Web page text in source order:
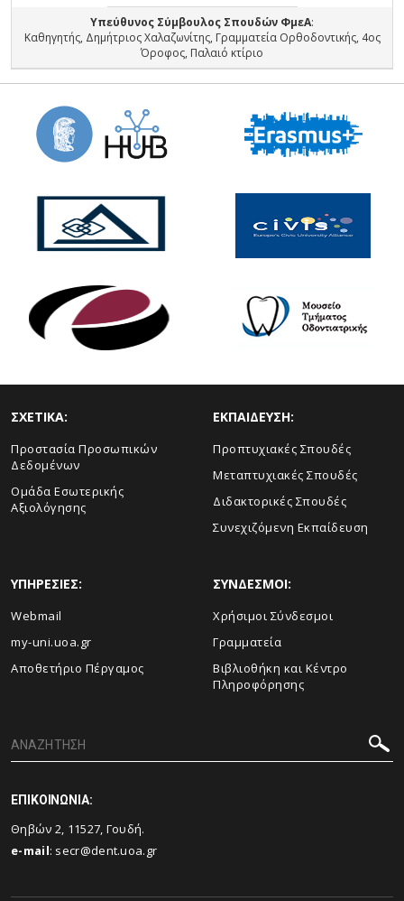
Υπεύθυνος Σύμβουλος Σπουδών ΦμεΑ:
Καθηγητής, Δημήτριος Χαλαζωνίτης, Γραμματεία Ορθοδοντικής, 4ος
Όροφος, Παλαιό κτίριο
ΣΧΕΤΙΚΑ:
Προστασία Προσωπικών
Δεδομένων
Ομάδα Εσωτερικής
Αξιολόγησης
ΕΚΠΑΙΔΕΥΣΗ:
Προπτυχιακές Σπουδές
Μεταπτυχιακές Σπουδές
Διδακτορικές Σπουδές
Συνεχιζόμενη Εκπαίδευση
ΥΠΗΡΕΣΙΕΣ:
Webmail
my-uni.uoa.gr
Αποθετήριο Πέργαμος
ΣΥΝΔΕΣΜΟΙ:
Χρήσιμοι Σύνδεσμοι
Γραμματεία
Βιβλιοθήκη και Κέντρο
Πληροφόρησης
ΕΠΙΚΟΙΝΩΝΙΑ:
Θηβών 2, 11527, Γουδή.
e-mail: secr@dent.uoa.gr